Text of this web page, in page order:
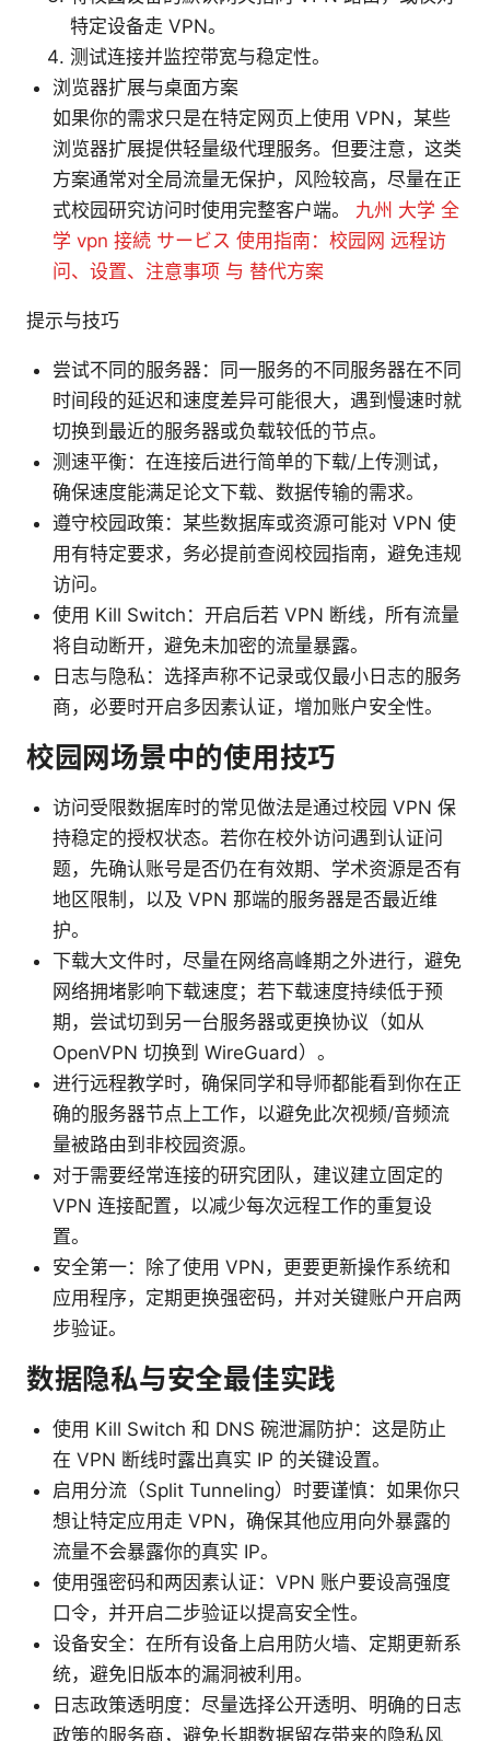
特定设备走 VPN。
测试连接并监控带宽与稳定性。
浏览器扩展与桌面方案
如果你的需求只是在特定网页上使用 VPN，某些
浏览器扩展提供轻量级代理服务。但要注意，这类
方案通常对全局流量无保护，风险较高，尽量在正
式校园研究访问时使用完整客户端。 九州 大学 全
学 vpn 接続 サービス 使用指南：校园网 远程访
问、设置、注意事项 与 替代方案
提示与技巧
尝试不同的服务器：同一服务的不同服务器在不同
时间段的延迟和速度差异可能很大，遇到慢速时就
切换到最近的服务器或负载较低的节点。
测速平衡：在连接后进行简单的下载/上传测试，
确保速度能满足论文下载、数据传输的需求。
遵守校园政策：某些数据库或资源可能对 VPN 使
用有特定要求，务必提前查阅校园指南，避免违规
访问。
使用 Kill Switch：开启后若 VPN 断线，所有流量
将自动断开，避免未加密的流量暴露。
日志与隐私：选择声称不记录或仅最小日志的服务
商，必要时开启多因素认证，增加账户安全性。
校园网场景中的使用技巧
访问受限数据库时的常见做法是通过校园 VPN 保
持稳定的授权状态。若你在校外访问遇到认证问
题，先确认账号是否仍在有效期、学术资源是否有
地区限制，以及 VPN 那端的服务器是否最近维
护。
下载大文件时，尽量在网络高峰期之外进行，避免
网络拥堵影响下载速度；若下载速度持续低于预
期，尝试切到另一台服务器或更换协议（如从
OpenVPN 切换到 WireGuard）。
进行远程教学时，确保同学和导师都能看到你在正
确的服务器节点上工作，以避免此次视频/音频流
量被路由到非校园资源。
对于需要经常连接的研究团队，建议建立固定的
VPN 连接配置，以减少每次远程工作的重复设
置。
安全第一：除了使用 VPN，更要更新操作系统和
应用程序，定期更换强密码，并对关键账户开启两
步验证。
数据隐私与安全最佳实践
使用 Kill Switch 和 DNS 碗泄漏防护：这是防止
在 VPN 断线时露出真实 IP 的关键设置。
启用分流（Split Tunneling）时要谨慎：如果你只
想让特定应用走 VPN，确保其他应用向外暴露的
流量不会暴露你的真实 IP。
使用强密码和两因素认证：VPN 账户要设高强度
口令，并开启二步验证以提高安全性。
设备安全：在所有设备上启用防火墙、定期更新系
统，避免旧版本的漏洞被利用。
日志政策透明度：尽量选择公开透明、明确的日志
政策的服务商，避免长期数据留存带来的隐私风